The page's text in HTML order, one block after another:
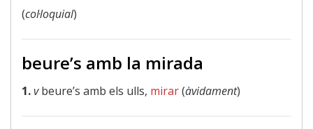
(col·loquial)
beure’s amb la mirada
1.vbeure’s amb els ulls, mirar(àvidament)